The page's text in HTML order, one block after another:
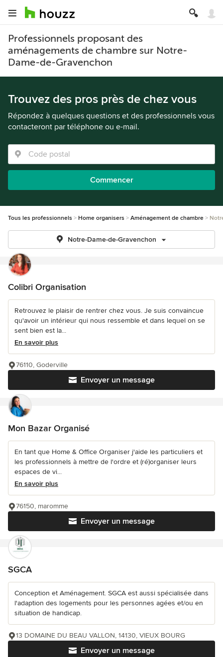
Professionnels proposant des
aménagements de chambre sur Notre-
Dame-de-Gravenchon
Trouvez des pros près de chez vous
Répondez à quelques questions et des professionnels vous
contacteront par téléphone ou e-mail.
Commencer
Tous les professionnels Home organisers Aménagement de chambre
Notre-Dame-de-Gravenchon
Colibri Organisation
Retrouvez le plaisir de rentrer chez vous. Je suis convaincue
qu'avoir un intérieur qui nous ressemble et dans lequel on se
sent bien est la...
En savoir plus
Envoyer un message
76110, Goderville
Mon Bazar Organisé
En tant que Home & Office Organiser j'aide les particuliers et
les professionnels à mettre de l'ordre et (ré)organiser leurs
espaces de vi...
En savoir plus
Envoyer un message
76150, maromme
SGCA
Conception et Aménagement. SGCA est aussi spécialisée dans
l'adaption des logements pour les personnes agées et/ou en
situation de handicap.
Envoyer un message
13 DOMAINE DU BEAU VALLON, 14130, VIEUX BOURG